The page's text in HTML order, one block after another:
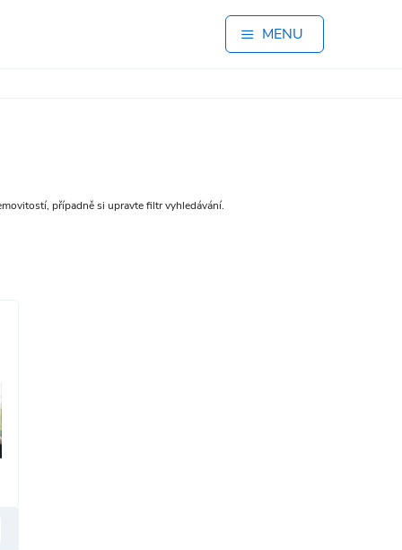
MENU
případně si upravte filtr vyhledávání.